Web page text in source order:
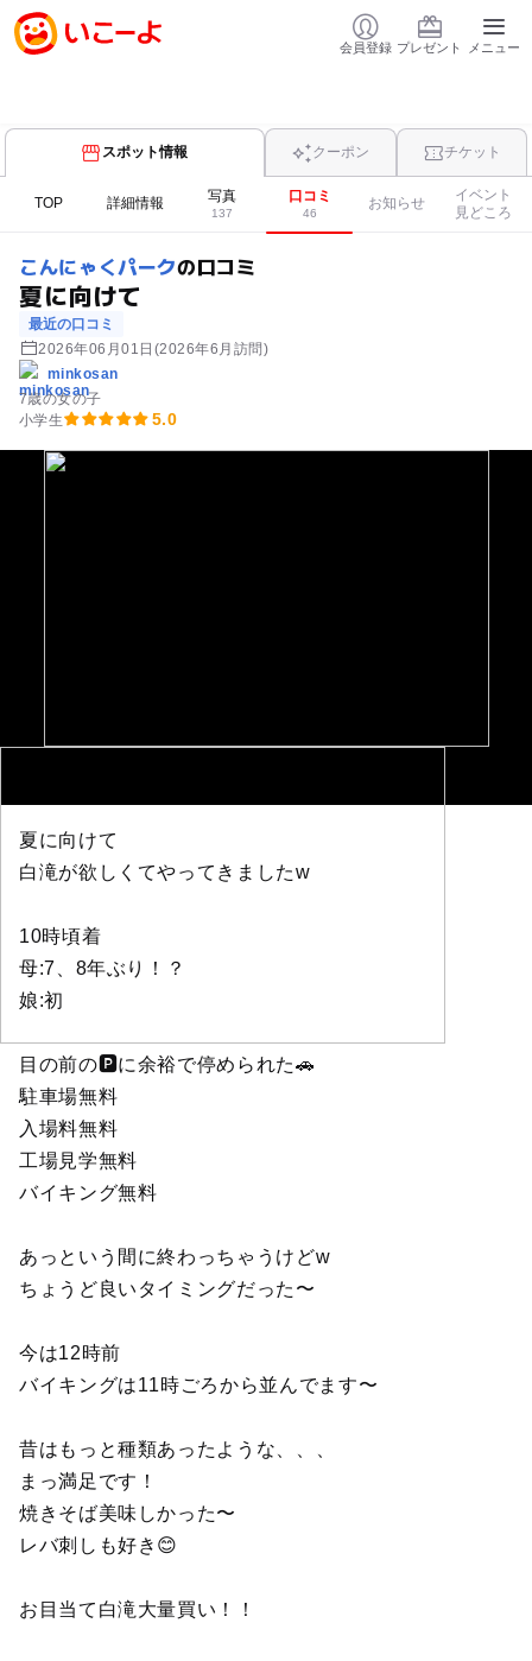
会員登録 プレゼント メニュー
スポット情報 クーポン チケット
TOP 詳細情報 写真
137
口コミ
46
お知らせ
イベント
見どころ
こんにゃくパークの口コミ
夏に向けて
最近の口コミ
2026年06月01日 (2026年6月訪問)
minkosan
7歳の女の子
小学生
5.0
夏に向けて
白滝が欲しくてやってきましたw
10時頃着
母:7、8年ぶり！？
娘:初
目の前の🅿️に余裕で停められた🚗
駐車場無料
入場料無料
工場見学無料
バイキング無料
あっという間に終わっちゃうけどw
ちょうど良いタイミングだった〜
今は12時前
バイキングは11時ごろから並んでます〜
昔はもっと種類あったような、、、
まっ満足です！
焼きそば美味しかった〜
レバ刺しも好き😊
お目当て白滝大量買い！！